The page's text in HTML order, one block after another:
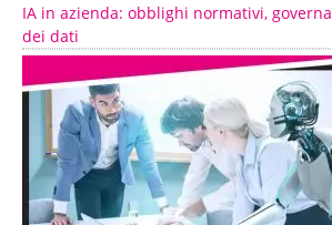
IA in azienda: obblighi normativi,
dei dati